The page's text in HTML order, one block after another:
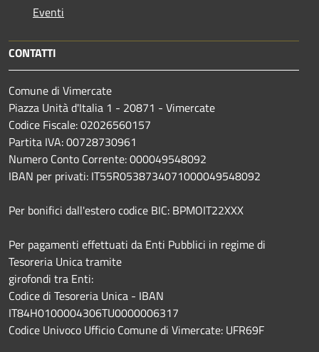
Eventi
CONTATTI
Comune di Vimercate
Piazza Unità d'Italia 1 - 20871 - Vimercate
Codice Fiscale: 02026560157
Partita IVA: 00728730961
Numero Conto Corrente: 000049548092
IBAN per privati: IT55R0538734071000049548092
Per bonifici dall'estero codice BIC: BPMOIT22XXX
Per pagamenti effettuati da Enti Pubblici in regime di
Tesoreria Unica tramite
girofondi tra Enti:
Codice di Tesoreria Unica - IBAN
IT84H0100004306TU0000006317
Codice Univoco Ufficio Comune di Vimercate: UFR69F